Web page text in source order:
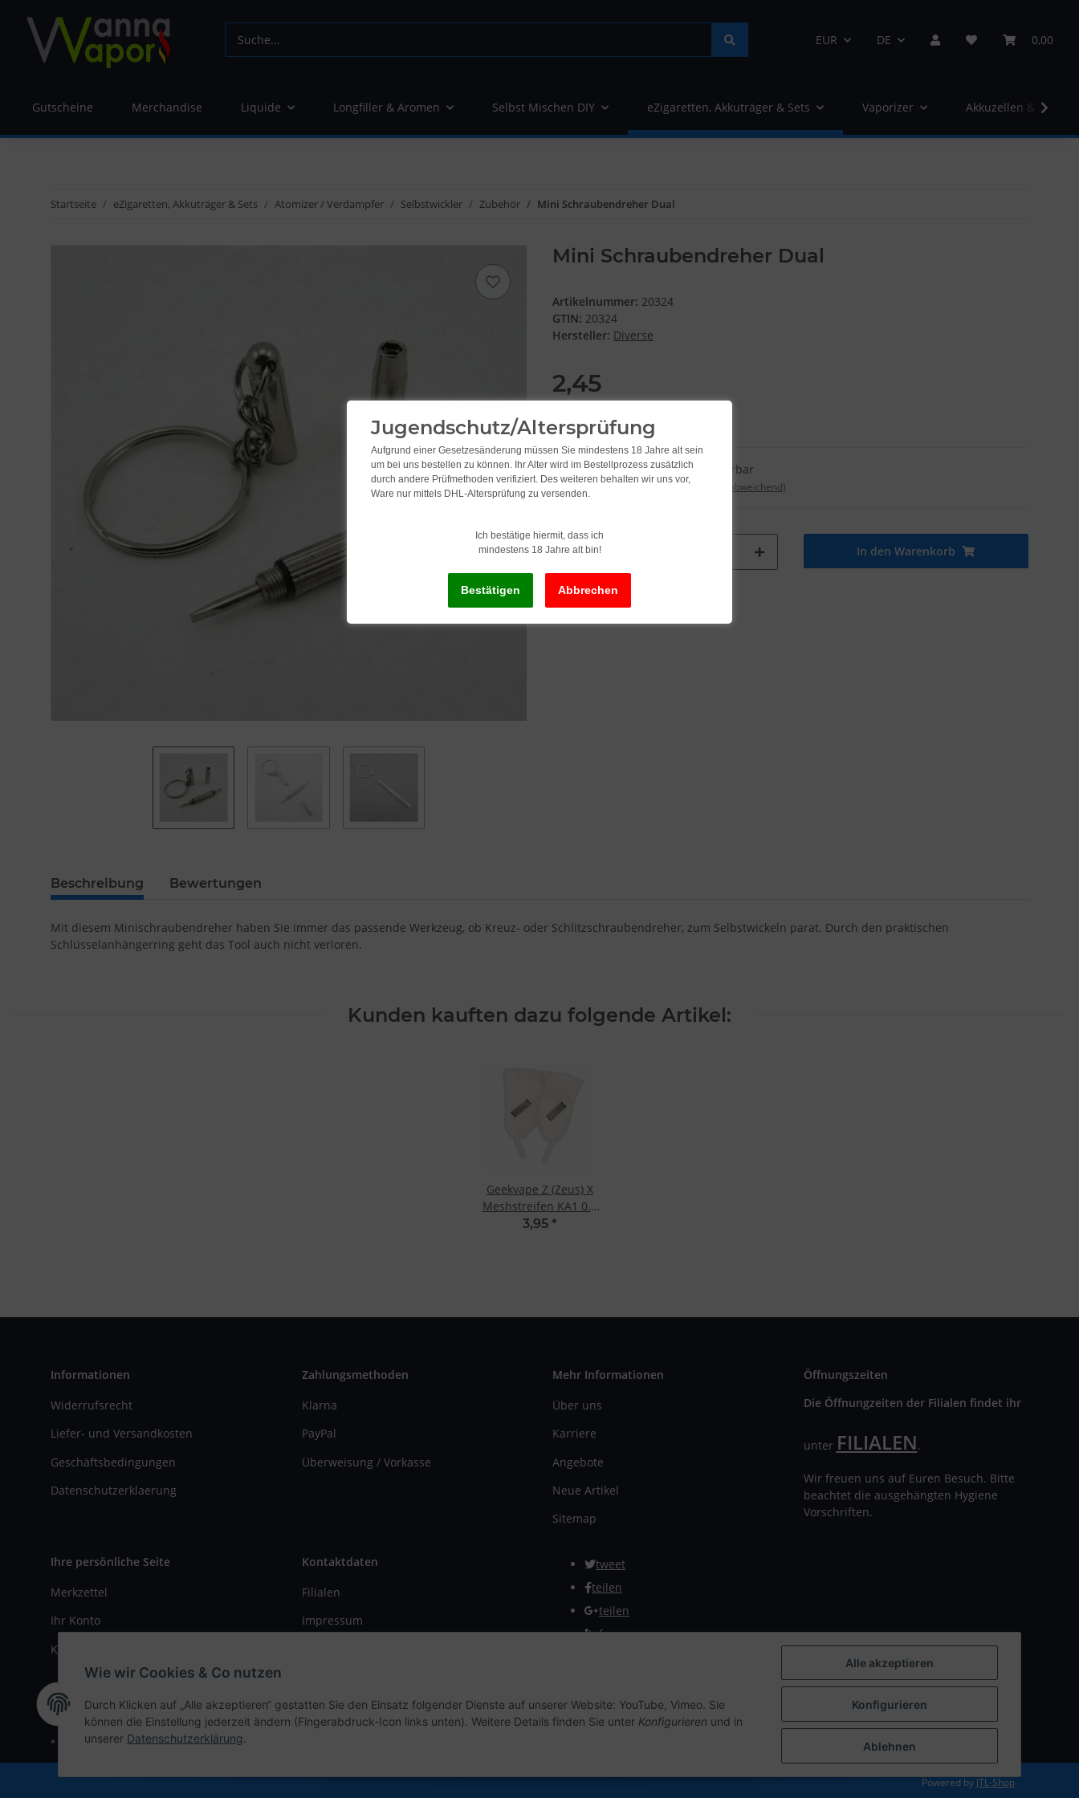
EUR DE 0,00
Gutscheine Merchandise Liquide Longfiller & Aromen Selbst Mischen DIY eZigaretten, Akkuträger & Sets Vaporizer Akkuzellen &
Startseite eZigaretten, Akkuträger & Sets Atomizer / Verdampfer Selbstwickler Zubehör Mini Schraubendreher Dual
Mini Schraubendreher Dual
Artikelnummer: 20324
GTIN: 20324
Hersteller: Diverse
2,45
inkl. 19% USt. , zzgl.
Lieferstatus: Sofort ab Lager lieferbar
Lieferzeit: 2 - 3 Werktage(DE - Ausland abweichend)
In den Warenkorb
Beschreibung Bewertungen
Mit diesem Minischraubendreher haben Sie immer das passende Werkzeug, ob Kreuz- oder Schlitzschraubendreher, zum Selbstwickeln parat. Durch den praktischen
Schlüsselanhängerring geht das Tool auch nicht verloren.
Kunden kauften dazu folgende Artikel:
Geekvape Z (Zeus) X
Meshstreifen KA1 0.2
Ohm
3,95 *
Informationen
Widerrufsrecht
Liefer- und Versandkosten
Geschäftsbedingungen
Datenschutzerklaerung
Zahlungsmethoden
Klarna
PayPal
Überweisung / Vorkasse
Mehr Informationen
Über uns
Karriere
Angebote
Neue Artikel
Sitemap
Öffnungszeiten
Die Öffnungzeiten der Filialen findet ihr
unter FILIALEN.
Wir freuen uns auf Euren Besuch. Bitte
beachtet die ausgehängten Hygiene
Vorschriften.
Ihre persönliche Seite
Merkzettel
Ihr Konto
Kasse
Kontaktdaten
Filialen
Impressum
tweet
teilen
teilen
Info
Vertrag widerrufen
* Alle Preise inkl. gesetzlicher USt., zzgl.Versand
Powered by JTL-Shop
Jugendschutz/Altersprüfung
Aufgrund einer Gesetzesänderung müssen Sie mindestens 18 Jahre alt sein
um bei uns bestellen zu können. Ihr Alter wird im Bestellprozess zusätzlich
durch andere Prüfmethoden verifiziert. Des weiteren behalten wir uns vor,
Ware nur mittels DHL-Altersprüfung zu versenden.
Ich bestätige hiermit, dass ich
mindestens 18 Jahre alt bin!
Wie wir Cookies & Co nutzen
Durch Klicken auf „Alle akzeptieren“ gestatten Sie den Einsatz folgender Dienste auf unserer Website: YouTube, Vimeo. Sie
können die Einstellung jederzeit ändern (Fingerabdruck-Icon links unten). Weitere Details finden Sie unter Konfigurieren und in
unserer Datenschutzerklärung.
Alle akzeptieren
Konfigurieren
Ablehnen